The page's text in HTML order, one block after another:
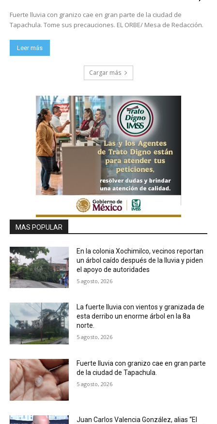
Fuerte lluvia con granizo cae en gran parte de la ciudad de
Tapachula. Tome sus precauciones. EL ORBE/ Mesa de Redacción.
Leer más
Cargar más
MAS POPULAR
En la colonia Xochimilco, vecinos reportan
un árbol caído después de la lluvia y piden
el apoyo de autoridades
5 agosto, 2026
La fuerte lluvia con vientos y granizada de
esta derribo un enorme árbol en la 8a
norte.
5 agosto, 2026
Fuerte lluvia con granizo cae en gran parte
de la ciudad de Tapachula.
5 agosto, 2026
Juan Carlos Valencia González, alias “El